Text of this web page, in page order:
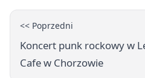
<< Poprzedni
Koncert punk rockowy w
Cafe w Chorzowie